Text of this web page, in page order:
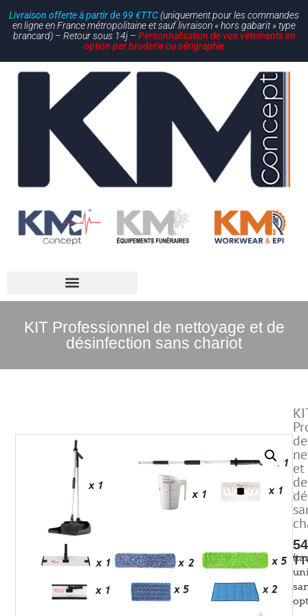
Livraison offerte à partir de 99 €TTC(uniquement pour les commandes
en ligne en France métropolitaine et sauf livraison « hors gabarit » type
brancard) – Retour sous 14j – Personnalisation de vos vêtements en
option par broderie ou sérigraphie
KIT Professionnel de nettoyage et de
désinfection sans chariot
de
et
de